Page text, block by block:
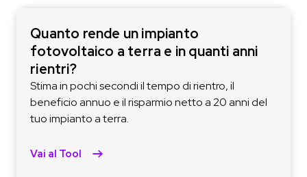
Quanto rende un impianto
fotovoltaico a terra e in quanti anni
rientri?
Stima in pochi secondi il tempo di rientro, il
beneficio annuo e il risparmio netto a 20 anni del
tuo impianto a terra.
Vai al Tool